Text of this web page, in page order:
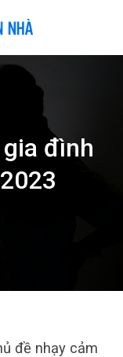
đình
đề nhạy cảm